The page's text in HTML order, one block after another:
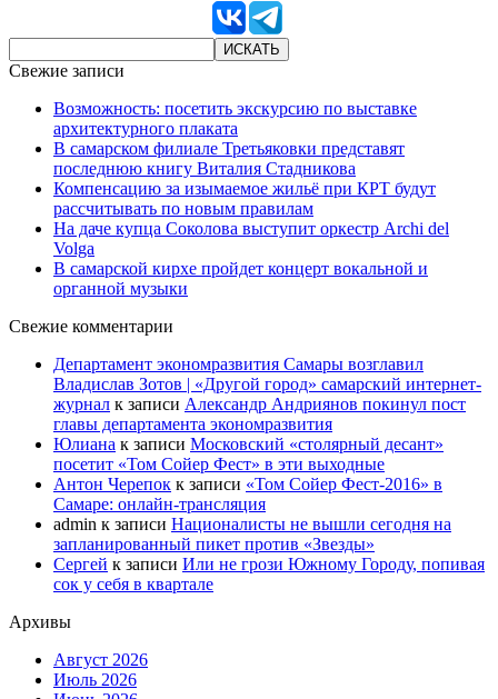
Свежие записи
Возможность: посетить экскурсию по выставке
архитектурного плаката
В самарском филиале Третьяковки представят
последнюю книгу Виталия Стадникова
Компенсацию за изымаемое жильё при КРТ будут
рассчитывать по новым правилам
На даче купца Соколова выступит оркестр Archi del
Volga
В самарской кирхе пройдет концерт вокальной и
органной музыки
Свежие комментарии
Департамент экономразвития Самары возглавил
Владислав Зотов | «Другой город» самарский интернет-
журнал к записи Александр Андриянов покинул пост
главы департамента экономразвития
Юлиана к записи Московский «столярный десант»
посетит «Том Сойер Фест» в эти выходные
Антон Черепок к записи «Том Сойер Фест-2016» в
Самаре: онлайн-трансляция
admin к записи Националисты не вышли сегодня на
запланированный пикет против «Звезды»
Сергей к записи Или не грози Южному Городу, попивая
сок у себя в квартале
Архивы
Август 2026
Июль 2026